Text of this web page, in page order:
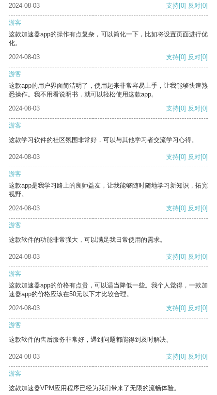
2024-08-03 支持[0] 反对[0]
游客
这款加速器app的操作有点复杂，可以简化一下，比如将设置页面进行优
化。
2024-08-03
支持[0] 反对[0]
游客
这款app的用户界面简洁明了，使用起来非常容易上手，让我能够快速熟
悉操作。我不用看说明书，就可以轻松使用这款app。
2024-08-03
支持[0] 反对[0]
游客
这款学习软件的社区氛围非常好，可以与其他学习者交流学习心得。
2024-08-03 支持[0] 反对[0]
游客
这款app是我学习路上的良师益友，让我能够随时随地学习新知识，拓宽
视野。
2024-08-03
支持[0] 反对[0]
游客
这款软件的功能非常强大，可以满足我日常使用的需求。
2024-08-03 支持[0] 反对[0]
游客
这款加速器app的价格有点贵，可以适当降低一些。我个人觉得，一款加
速器app的价格应该在50元以下才比较合理。
2024-08-03
支持[0] 反对[0]
游客
这款软件的售后服务非常好，遇到问题都能得到及时解决。
2024-08-03 支持[0] 反对[0]
游客
这款加速器VPM应用程序已经为我们带来了无限的流畅体验。